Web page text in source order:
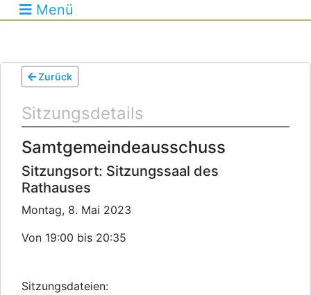
Menü
Zurück
Sitzungsdetails
Samtgemeindeausschuss
Sitzungsort: Sitzungssaal des
Rathauses
Montag, 8. Mai 2023
Von 19:00 bis 20:35
Sitzungsdateien: